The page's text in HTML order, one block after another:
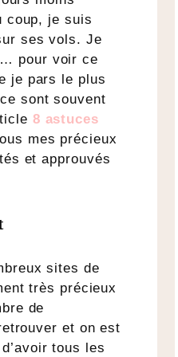
coup, je suis
ses vols. Je
… pour voir ce
je pars le plus
sont souvent
8 astuces
mes précieux
et approuvés
sites de
très précieux
de
et on est
tous les